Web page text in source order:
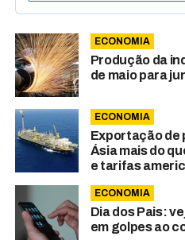
ECONOMIA
Produção da
de maio para
ECONOMIA
Exportação de
Ásia mais do
e tarifas
ECONOMIA
Dia dos Pais:
em golpes ao